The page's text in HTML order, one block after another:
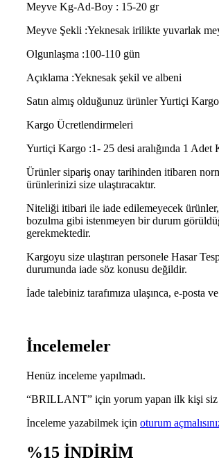
Meyve Kg-Ad-Boy : 15-20 gr
Meyve Şekli :Yeknesak irilikte yuvarlak
Olgunlaşma :100-110 gün
Açıklama :Yeknesak şekil ve albeni
Satın almış olduğunuz ürünler Yurtiçi Kargo
Kargo Ücretlendirmeleri
Yurtiçi Kargo :1- 25 desi aralığında 1
Ürünler sipariş onay tarihinden itibaren
ürünlerinizi size ulaştıracaktır.
Niteliği itibari ile iade edilemeyecek
bozulma gibi istenmeyen bir durum
gerekmektedir.
Kargoyu size ulaştıran personele Hasar
durumunda iade söz konusu değildir.
İade talebiniz tarafımıza ulaşınca, e-posta
İncelemeler
Henüz inceleme yapılmadı.
“BRILLANT” için yorum yapan ilk kişi siz
İnceleme yazabilmek için oturum
%15 İNDİRİM